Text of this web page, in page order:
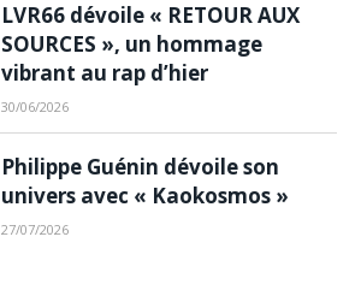
LVR66 dévoile « RETOUR AUX
SOURCES », un hommage
vibrant au rap d’hier
30/06/2026
Philippe Guénin dévoile son
univers avec « Kaokosmos »
27/07/2026